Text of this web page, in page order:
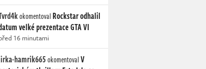
okomentoval Rockstar odhalil
velké prezentace GTA VI
16 minutami
hamrik665okomentovalV